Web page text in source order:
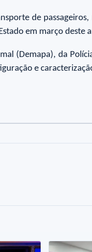
de passageiros,
em março deste
(Demapa), da
e